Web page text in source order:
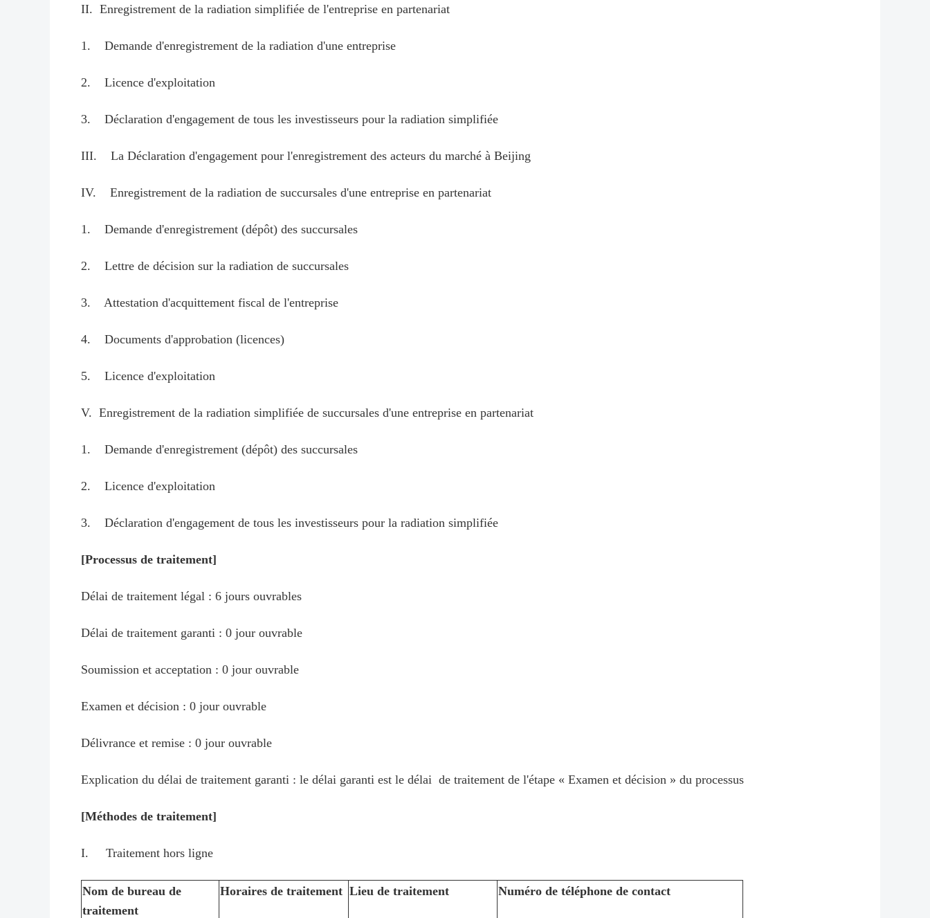
II. Enregistrement de la radiation simplifiée de l'entreprise en partenariat
1. Demande d'enregistrement de la radiation d'une entreprise
2. Licence d'exploitation
3. Déclaration d'engagement de tous les investisseurs pour la radiation simplifiée
III. La Déclaration d'engagement pour l'enregistrement des acteurs du marché à Beijing
IV. Enregistrement de la radiation de succursales d'une entreprise en partenariat
1. Demande d'enregistrement (dépôt) des succursales
2. Lettre de décision sur la radiation de succursales
3. Attestation d'acquittement fiscal de l'entreprise
4. Documents d'approbation (licences)
5. Licence d'exploitation
V. Enregistrement de la radiation simplifiée de succursales d'une entreprise en partenariat
1. Demande d'enregistrement (dépôt) des succursales
2. Licence d'exploitation
3. Déclaration d'engagement de tous les investisseurs pour la radiation simplifiée
[Processus de traitement]
Délai de traitement légal : 6 jours ouvrables
Délai de traitement garanti : 0 jour ouvrable
Soumission et acceptation : 0 jour ouvrable
Examen et décision : 0 jour ouvrable
Délivrance et remise : 0 jour ouvrable
Explication du délai de traitement garanti : le délai garanti est le délai de traitement de l'étape « Examen et décision » du processus
[Méthodes de traitement]
I. Traitement hors ligne
Nom de bureau de
traitement
Horaires de traitement Lieu de traitement Numéro de téléphone de contact